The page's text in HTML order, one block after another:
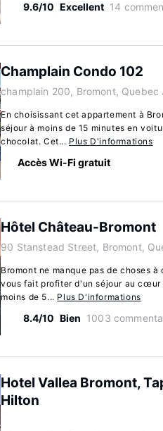
9.6/10 Excellent 14
Champlain Condo 102
champlain 200, Bromont, Quebec
En choisissant cet appartement à
séjour à moins de 15 minutes en
chocolat. Cet... Plus D'informations
Accès Wi-Fi gratuit
Hôtel Château-Bromont
90 Stanstead Street, Bromont,
Bromont ne manque pas de choses
vous fait profiter d'un séjour au
moins de 5... Plus D'informations
8.4/10 Bien 1003
Hotel Vallea Bromont,
Hilton